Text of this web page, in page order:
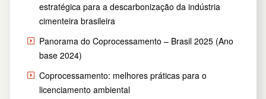
estratégica para a descarbonização da indústria
cimenteira brasileira
Panorama do Coprocessamento – Brasil 2025 (Ano
base 2024)
Coprocessamento: melhores práticas para o
licenciamento ambiental